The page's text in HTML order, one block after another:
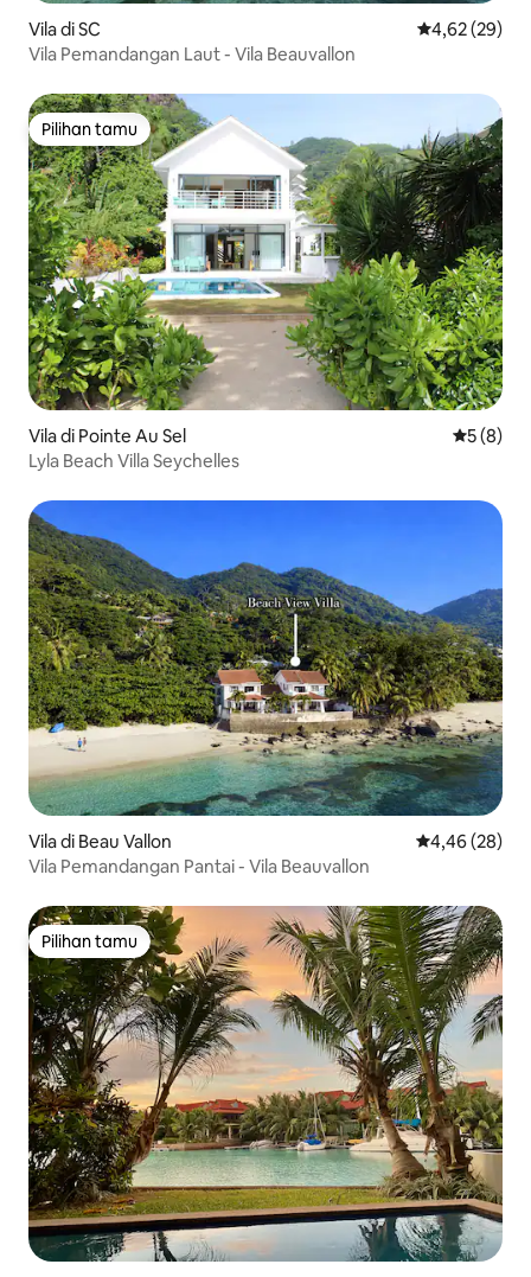
Vila di SC Nilai rata-rata
4,62 (29)
Vila Pemandangan Laut - Vila Beauvallon
Pilihan tamu
Pilihan tamu
Vila di Pointe Au Sel Nilai
5 (8)
Lyla Beach Villa Seychelles
Vila di Beau Vallon Nilai rata-rata
4,46 (28)
Vila Pemandangan Pantai - Vila Beauvallon
Pilihan tamu
Pilihan tamu